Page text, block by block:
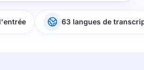
63 langues de